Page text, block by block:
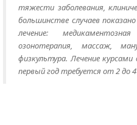
тяжести заболевания,
большинстве случаев
лечение:
озонотерапия, массаж,
физкультура. Лечение
первый год требуется от 2 до 4